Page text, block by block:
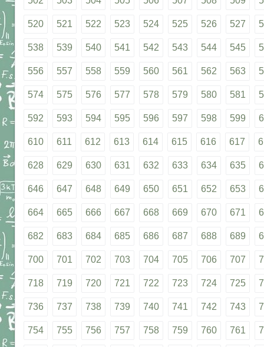
520 521 522 523 524 525 526 527
538 539 540 541 542 543 544 545
556 557 558 559 560 561 562 563
574 575 576 577 578 579 580 581
592 593 594 595 596 597 598 599
610 611 612 613 614 615 616 617
628 629 630 631 632 633 634 635
646 647 648 649 650 651 652 653
664 665 666 667 668 669 670 671
682 683 684 685 686 687 688 689
700 701 702 703 704 705 706 707
718 719 720 721 722 723 724 725
736 737 738 739 740 741 742 743
754 755 756 757 758 759 760 761